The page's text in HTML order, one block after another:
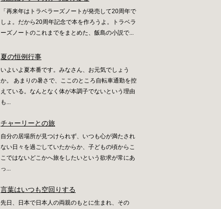
「再来年はトラベラーズノートが発売して20周年で
しょ。だから20周年記念で本を作ろうよ。トラベラ
ーズノートのこれまでをまとめた、飯島の小説で...
夏の恒例行事
いよいよ夏本番です。みなさん、お元気でしょう
か。 あまりの暑さで、ここのところ自転車通勤を控
えている。なんとなく体が本調子でないという理由
も...
チャーリーとの旅
自分の居場所が見つけられず、いつも心が満たされ
ない日々を過ごしていたからか、子どもの頃からこ
こではないどこかへ旅をしたいという欲求が常にあ
っ...
言葉はいつも空回りする
先日、日本で日本人の両親のもとに生まれ、その